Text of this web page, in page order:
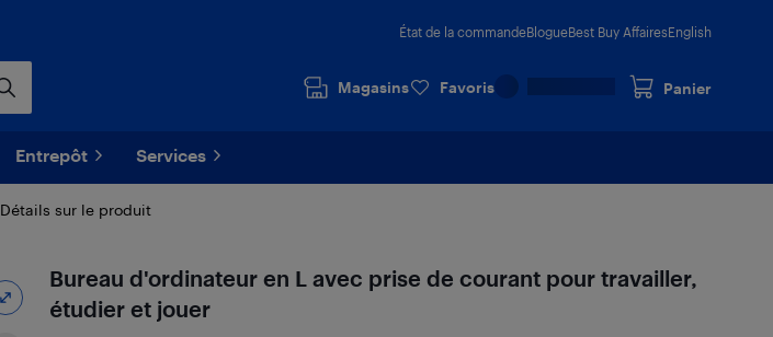
État de la commandeBlogueBest Buy AffairesEnglish
Magasins Favoris Panier
Entrepôt Services
Détails sur le produit
Bureau d'ordinateur en L avec prise de courant pour travailler,
étudier et jouer